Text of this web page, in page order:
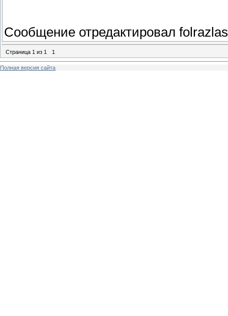
Сообщение отредактировал
Страница 1 из 1 1
Полная версия сайта